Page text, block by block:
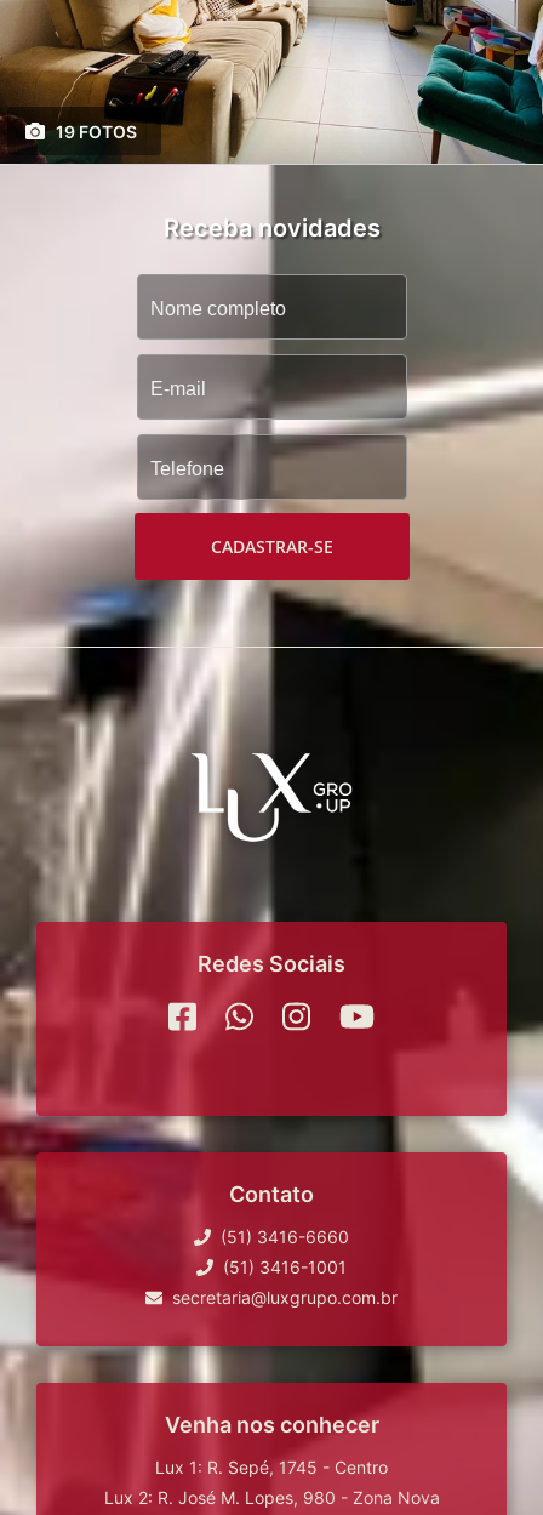
19 FOTOS
Receba novidades
CADASTRAR-SE
Redes Sociais
Contato
(51) 3416-6660
(51) 3416-1001
secretaria@luxgrupo.com.br
Venha nos conhecer
Lux 1: R. Sepé, 1745 - Centro
Lux 2: R. José M. Lopes, 980 - Zona Nova